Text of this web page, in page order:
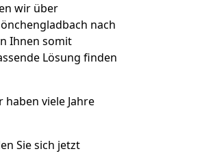
wir über
nach
Ihnen somit
Lösung finden
viele Jahre
Sie sich jetzt